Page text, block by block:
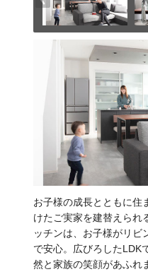
お子様の成長とともに住
けたご実家を建替えられ
ッチンは、お子様がリビ
で安心。広びろしたLDK
然と家族の笑顔があふれ